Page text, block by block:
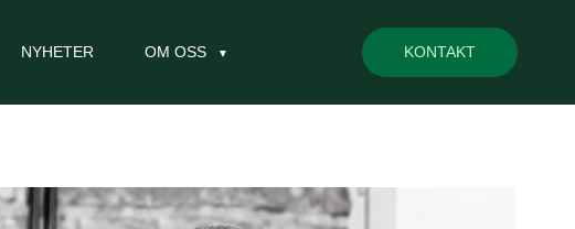
NYHETER OM OSS KONTAKT